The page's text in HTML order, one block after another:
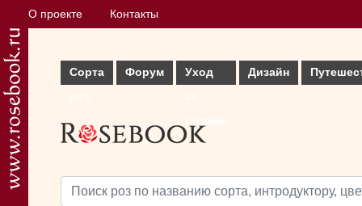
О проекте Контакты
Сорта
Форум
Уход
Дизайн